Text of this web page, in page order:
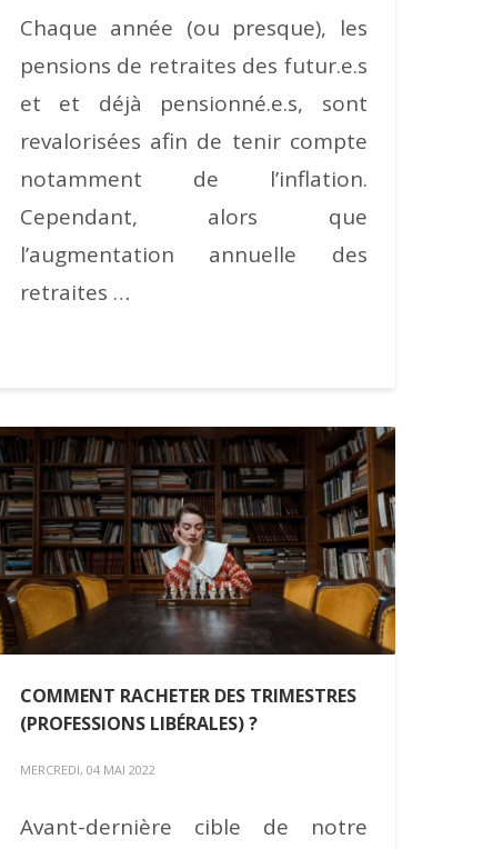
Chaque année (ou presque), les
pensions de retraites des futur.e.s
et et déjà pensionné.e.s, sont
revalorisées afin de tenir compte
notamment de l’inflation.
Cependant, alors que
l’augmentation annuelle des
retraites …
COMMENT RACHETER DES TRIMESTRES
(PROFESSIONS LIBÉRALES) ?
MERCREDI, 04 MAI 2022
Avant-dernière cible de notre